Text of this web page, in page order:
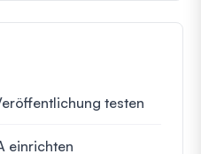
testen
einrichten